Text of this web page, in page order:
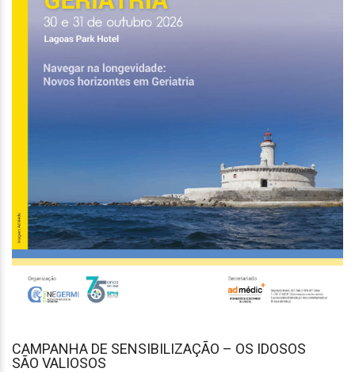
CAMPANHA DE SENSIBILIZAÇÃO – OS IDOSOS
SÃO VALIOSOS